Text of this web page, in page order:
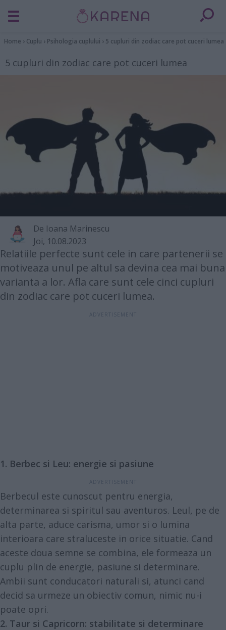
Home › Cuplu › Psihologia cuplului › 5 cupluri din zodiac care pot cuceri lumea
5 cupluri din zodiac care pot cuceri lumea
De Ioana Marinescu
Joi, 10.08.2023
Relatiile perfecte sunt cele in care partenerii se
motiveaza unul pe altul sa devina cea mai buna
varianta a lor. Afla care sunt cele cinci cupluri
din zodiac care pot cuceri lumea.
1. Berbec si Leu: energie si pasiune
Berbecul este cunoscut pentru energia,
determinarea si spiritul sau aventuros. Leul, pe de
alta parte, aduce carisma, umor si o lumina
interioara care straluceste in orice situatie. Cand
aceste doua semne se combina, ele formeaza un
cuplu plin de energie, pasiune si determinare.
Ambii sunt conducatori naturali si, atunci cand
decid sa urmeze un obiectiv comun, nimic nu-i
poate opri.
2. Taur si Capricorn: stabilitate si determinare